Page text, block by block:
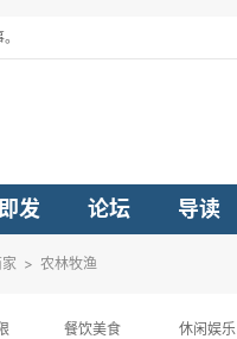
发 论坛 导读
> 农林牧渔
餐饮美食 休闲娱乐